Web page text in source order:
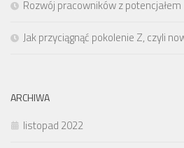
Rozwój pracowników z potencjałem
Jak przyciągnąć pokolenie Z, czyli
ARCHIWA
listopad 2022